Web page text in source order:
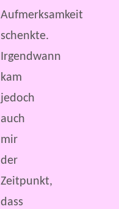
Aufmerksamkeit
schenkte.
Irgendwann
kam
jedoch
auch
mir
der
Zeitpunkt,
dass